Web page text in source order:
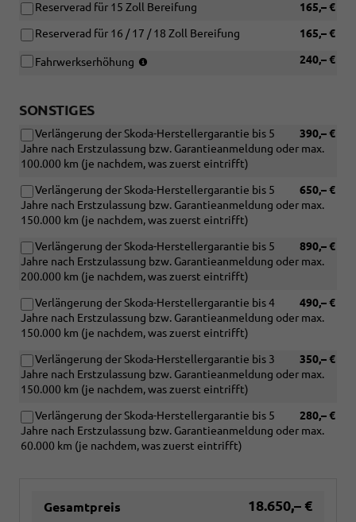
165,– €
Reserverad für 15 Zoll Bereifung
165,– €
Reserverad für 16 / 17 / 18 Zoll Bereifung
240,– €
Fahrwerkserhöhung
TSI
110
kW
17
Zoll
oder
18
Zoll
Leichtmetallfelgen)
SONSTIGES
390,– €
Verlängerung der Skoda-Herstellergarantie bis 5
Jahre nach Erstzulassung bzw. Garantieanmeldung oder max.
100.000 km (je nachdem, was zuerst eintrifft)
650,– €
Verlängerung der Skoda-Herstellergarantie bis 5
Jahre nach Erstzulassung bzw. Garantieanmeldung oder max.
150.000 km (je nachdem, was zuerst eintrifft)
890,– €
Verlängerung der Skoda-Herstellergarantie bis 5
Jahre nach Erstzulassung bzw. Garantieanmeldung oder max.
200.000 km (je nachdem, was zuerst eintrifft)
490,– €
Verlängerung der Skoda-Herstellergarantie bis 4
Jahre nach Erstzulassung bzw. Garantieanmeldung oder max.
150.000 km (je nachdem, was zuerst eintrifft)
350,– €
Verlängerung der Skoda-Herstellergarantie bis 3
Jahre nach Erstzulassung bzw. Garantieanmeldung oder max.
150.000 km (je nachdem, was zuerst eintrifft)
280,– €
Verlängerung der Skoda-Herstellergarantie bis 5
Jahre nach Erstzulassung bzw. Garantieanmeldung oder max.
60.000 km (je nachdem, was zuerst eintrifft)
Gesamtpreis 18.650,– €